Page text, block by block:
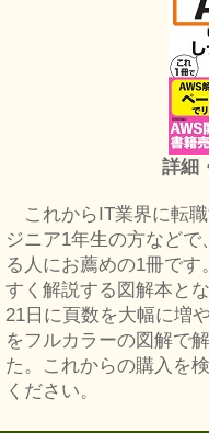
詳細
これからIT業界に転
ジニア1年生の方など
る人にお薦めの1冊で
すく解説する図解本と
21日に頁数を大幅に増
をフルカラーの図解で
た。これからの購入を
ください。